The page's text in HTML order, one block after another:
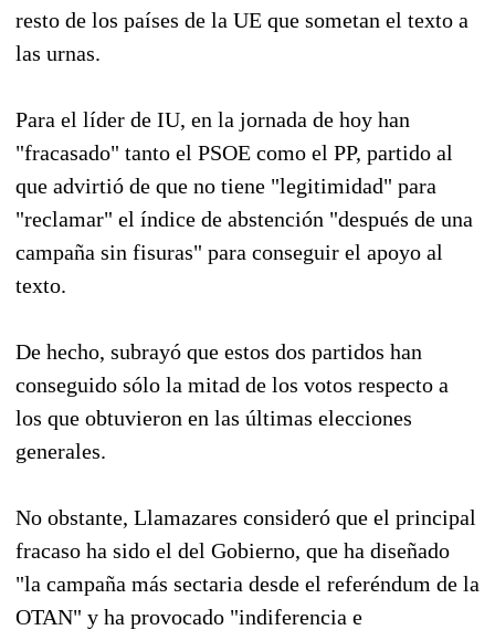
resto de los países de la UE que sometan el texto a
las urnas.
Para el líder de IU, en la jornada de hoy han
"fracasado" tanto el PSOE como el PP, partido al
que advirtió de que no tiene "legitimidad" para
"reclamar" el índice de abstención "después de una
campaña sin fisuras" para conseguir el apoyo al
texto.
De hecho, subrayó que estos dos partidos han
conseguido sólo la mitad de los votos respecto a
los que obtuvieron en las últimas elecciones
generales.
No obstante, Llamazares consideró que el principal
fracaso ha sido el del Gobierno, que ha diseñado
"la campaña más sectaria desde el referéndum de la
OTAN" y ha provocado "indiferencia e